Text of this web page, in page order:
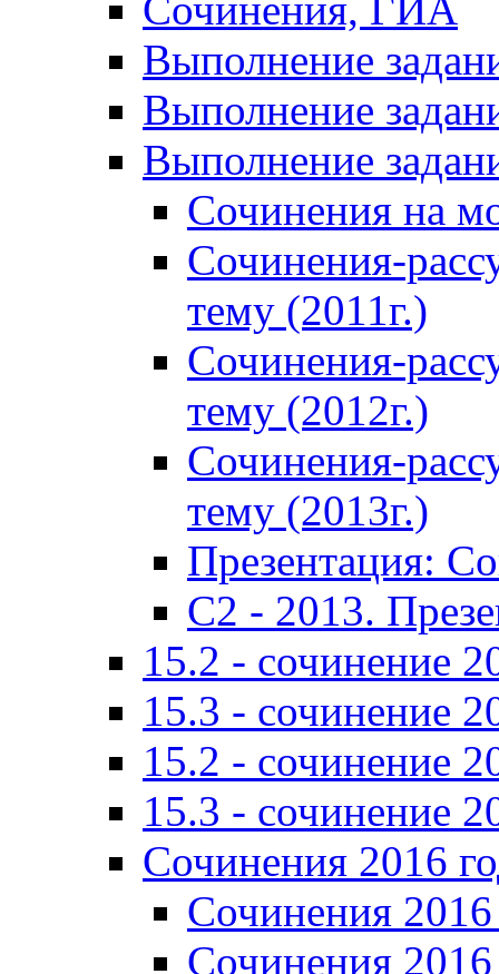
Выполнение
Выполнение
Выполнение
Сочинения на
Сочинения-
тему (2011г.)
Сочинения-
тему (2012г.)
Сочинения-
тему (2013г.)
Презентация:
C2 - 2013.
15.2 - сочинение
15.3 - сочинение
15.2 - сочинение
15.3 - сочинение
Сочинения 2016
Сочинения
Сочинения